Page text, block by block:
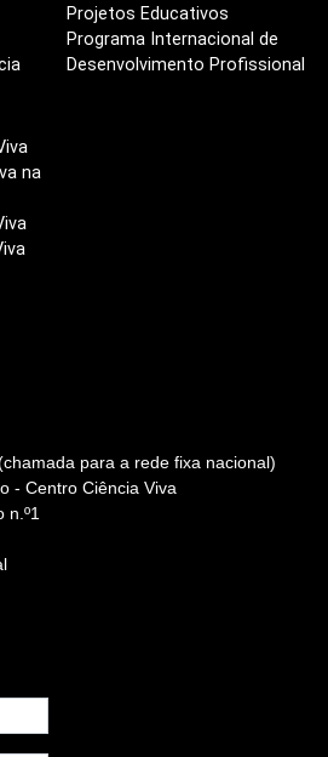
Projetos Educativos
Programa Internacional de
Desenvolvimento Profissional
na
para a rede fixa nacional)
- Centro Ciência Viva
n.º1